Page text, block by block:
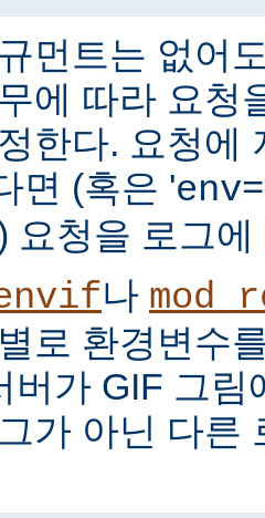
먼트는 없어
에 따라 요청
한다. 요청에
면 (혹은 '
요청을 로그
나
로 환경변수
버가 GIF 그
가 아닌 다른